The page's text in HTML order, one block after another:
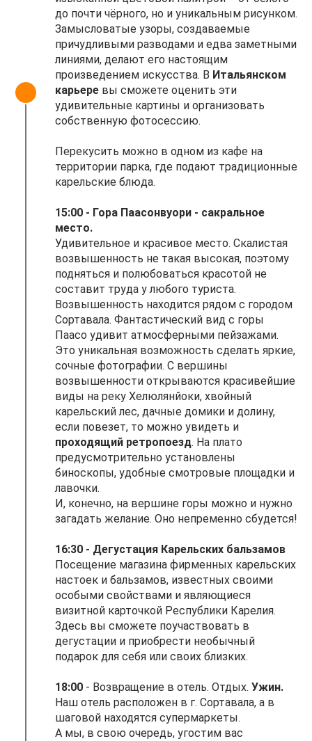
до почти чёрного, но и уникальным рисунком.
Замысловатые узоры, создаваемые
причудливыми разводами и едва заметными
линиями, делают его настоящим
произведением искусства. В Итальянском
карьере вы сможете оценить эти
удивительные картины и организовать
собственную фотосессию.
Перекусить можно в одном из кафе на
территории парка, где подают традиционные
карельские блюда.
15:00 - Гора Паасонвуори - сакральное
место.
Удивительное и красивое место. Скалистая
возвышенность не такая высокая, поэтому
подняться и полюбоваться красотой не
составит труда у любого туриста.
Возвышенность находится рядом с городом
Сортавала. Фантастический вид с горы
Паасо удивит атмосферными пейзажами.
Это уникальная возможность сделать яркие,
сочные фотографии. С вершины
возвышенности открываются красивейшие
виды на реку Хелюлянйоки, хвойный
карельский лес, дачные домики и долину,
если повезет, то можно увидеть и
проходящий ретропоезд. На плато
предусмотрительно установлены
биноскопы, удобные смотровые площадки и
лавочки.
И, конечно, на вершине горы можно и нужно
загадать желание. Оно непременно сбудется!
16:30 - Дегустация Карельских бальзамов
Посещение магазина фирменных карельских
настоек и бальзамов, известных своими
особыми свойствами и являющиеся
визитной карточкой Республики Карелия.
Здесь вы сможете поучаствовать в
дегустации и приобрести необычный
подарок для себя или своих близких.
18:00 - Возвращение в отель. Отдых. Ужин.
Наш отель расположен в г. Сортавала, а в
шаговой находятся супермаркеты.
А мы, в свою очередь, угостим вас